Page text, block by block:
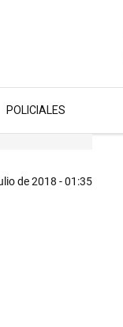
POLICIALES
de 2018 - 01:35